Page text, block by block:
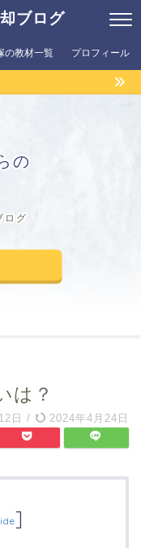
ブログ
の教材一覧 プロフィール
の
ログ
は？
日 / 2024年4月24日
]